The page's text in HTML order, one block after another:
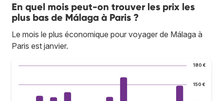
En quel mois peut-on trouver les prix les
plus bas de Málaga à Paris ?
Le mois le plus économique pour voyager de Málaga à
Paris est janvier.
150 €
180 €